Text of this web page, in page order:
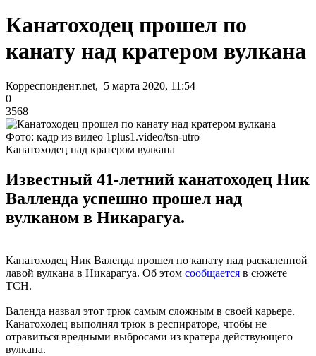
Канатоходец прошел по
канату над кратером вулкана
Корреспондент.net, 5 марта 2020, 11:54
0
3568
Фото: кадр из видео 1plus1.video/tsn-utro
Канатоходец над кратером вулкана
Известный 41-летний канатоходец Ник
Валленда успешно прошел над
вулканом в Никарагуа.
Канатоходец Ник Валенда прошел по канату над раскаленной
лавой вулкана в Никарагуа. Об этом сообщается в сюжете
ТСН.
Валенда назвал этот трюк самым сложным в своей карьере.
Канатоходец выполнял трюк в респираторе, чтобы не
отравиться вредными выбросами из кратера действующего
вулкана.